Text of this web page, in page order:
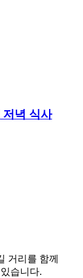
녁 식사
거리를 함께
습니다.